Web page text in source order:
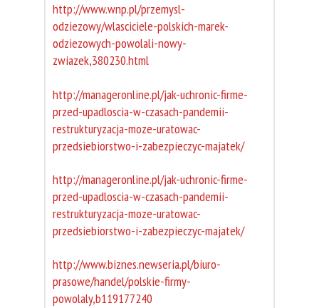
http://www.wnp.pl/przemysl-
odziezowy/wlasciciele-polskich-marek-
odziezowych-powolali-nowy-
zwiazek,380230.html
http://manageronline.pl/jak-uchronic-firme-
przed-upadloscia-w-czasach-pandemii-
restrukturyzacja-moze-uratowac-
przedsiebiorstwo-i-zabezpieczyc-majatek/
http://manageronline.pl/jak-uchronic-firme-
przed-upadloscia-w-czasach-pandemii-
restrukturyzacja-moze-uratowac-
przedsiebiorstwo-i-zabezpieczyc-majatek/
http://www.biznes.newseria.pl/biuro-
prasowe/handel/polskie-firmy-
powolaly,b119177240